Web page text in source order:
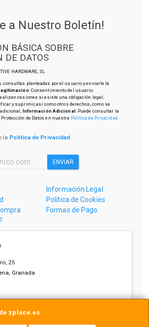
zplace.es
a Nuestro Boletín!
BÁSICA SOBRE
DE DATOS
HARDWARE, SL
consultas planteadas por el usuario y enviarle la
: Consentimiento del usuario;
cesiones si existe una obligación legal;
y suprimir, así como otros derechos, como se
Información Adicional: Puede consultar la
de Datos en nuestra Política de Privacidad
la Política de Privacidad.
ENVIAR
Información Legal
Política de Cookies
Formas de Pago
25
, Granada